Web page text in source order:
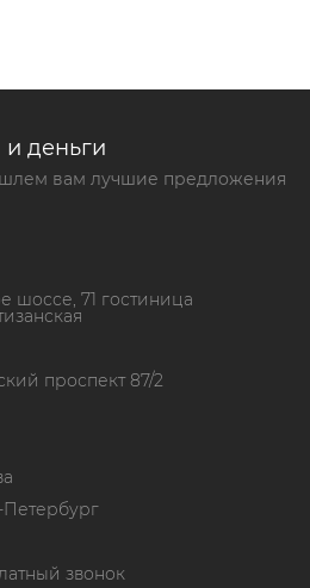
деньги
вам лучшие предложения
шоссе, 71 гостиница
проспект 87/2
Петербург
звонок